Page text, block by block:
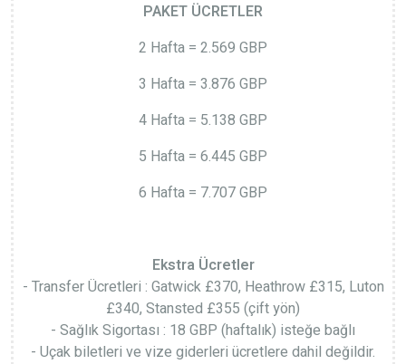
PAKET ÜCRETLER
2 Hafta = 2.569 GBP
3 Hafta = 3.876 GBP
4 Hafta = 5.138 GBP
5 Hafta = 6.445 GBP
6 Hafta = 7.707 GBP
Ekstra Ücretler
- Transfer Ücretleri : Gatwick £370, Heathrow £315, Luton
£340, Stansted £355 (çift yön)
- Sağlık Sigortası : 18 GBP (haftalık) isteğe bağlı
- Uçak biletleri ve vize giderleri ücretlere dahil değildir.